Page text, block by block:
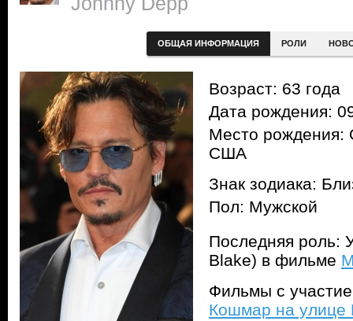
ОБЩАЯ ИНФОРМАЦИЯ РОЛИ
Возраст: 63 года
Дата рождения:
Место рождения:
США
Знак зодиака:
Пол: Мужской
Последняя роль:
Blake) в фильме
Фильмы с
Кошмар на улице